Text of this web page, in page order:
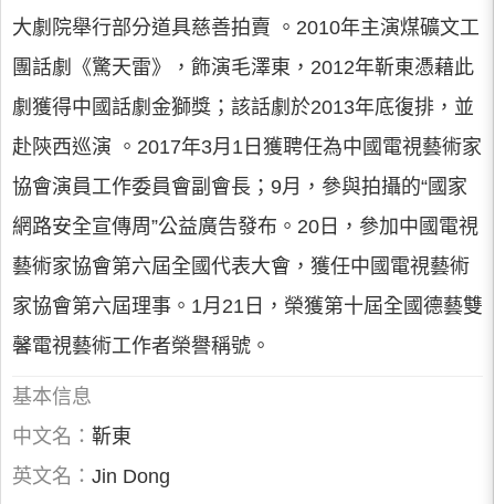
大劇院舉行部分道具慈善拍賣 。2010年主演煤礦文工
團話劇《驚天雷》，飾演毛澤東，2012年靳東憑藉此
劇獲得中國話劇金獅獎；該話劇於2013年底復排，並
赴陝西巡演 。2017年3月1日獲聘任為中國電視藝術家
協會演員工作委員會副會長；9月，參與拍攝的“國家
網路安全宣傳周”公益廣告發布。20日，參加中國電視
藝術家協會第六屆全國代表大會，獲任中國電視藝術
家協會第六屆理事。1月21日，榮獲第十屆全國德藝雙
馨電視藝術工作者榮譽稱號。
基本信息
中文名： 靳東
英文名： Jin Dong